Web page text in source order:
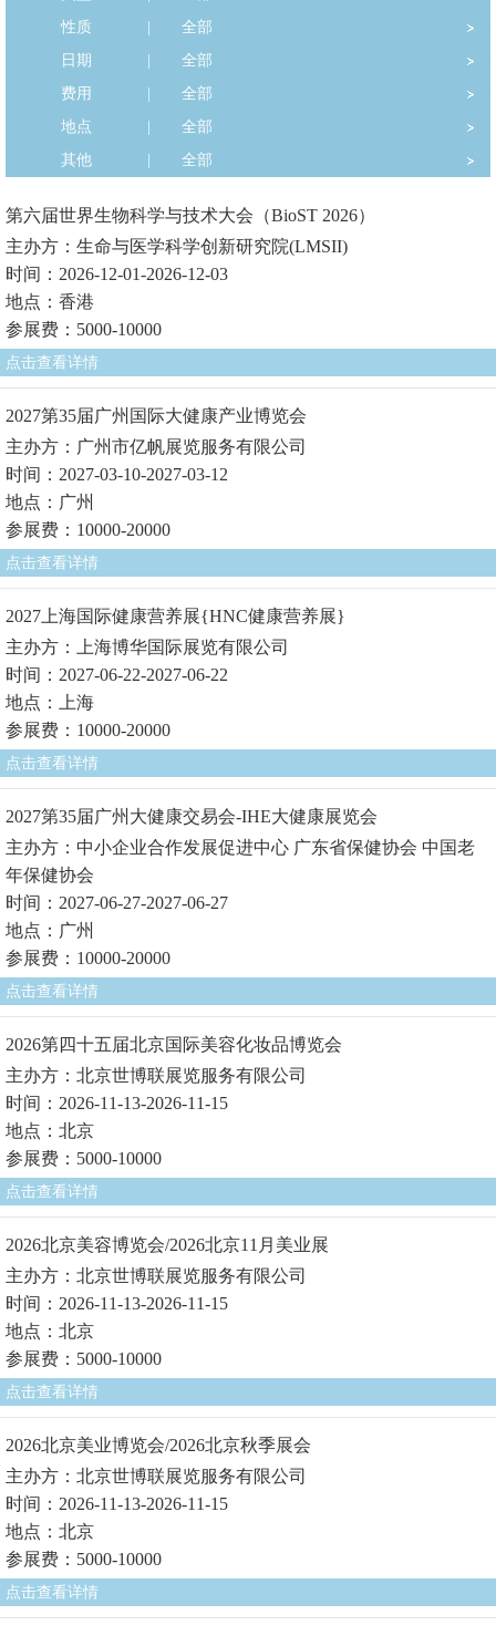
性质
全部
日期
全部
费用
全部
地点
全部
其他
全部
第六届世界生物科学与技术大会（BioST 2026）
主办方：生命与医学科学创新研究院(LMSII)
时间：2026-12-01-2026-12-03
地点：香港
参展费：5000-10000
点击查看详情
2027第35届广州国际大健康产业博览会
主办方：广州市亿帆展览服务有限公司
时间：2027-03-10-2027-03-12
地点：广州
参展费：10000-20000
点击查看详情
2027上海国际健康营养展{HNC健康营养展}
主办方：上海博华国际展览有限公司
时间：2027-06-22-2027-06-22
地点：上海
参展费：10000-20000
点击查看详情
2027第35届广州大健康交易会-IHE大健康展览会
主办方：中小企业合作发展促进中心 广东省保健协会 中国老
年保健协会
时间：2027-06-27-2027-06-27
地点：广州
参展费：10000-20000
点击查看详情
2026第四十五届北京国际美容化妆品博览会
主办方：北京世博联展览服务有限公司
时间：2026-11-13-2026-11-15
地点：北京
参展费：5000-10000
点击查看详情
2026北京美容博览会/2026北京11月美业展
主办方：北京世博联展览服务有限公司
时间：2026-11-13-2026-11-15
地点：北京
参展费：5000-10000
点击查看详情
2026北京美业博览会/2026北京秋季展会
主办方：北京世博联展览服务有限公司
时间：2026-11-13-2026-11-15
地点：北京
参展费：5000-10000
点击查看详情